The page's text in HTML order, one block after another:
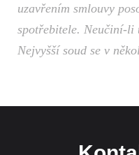
uzavřením smlouvy
spotřebitele. Neučiní-li
Nejvyšší soud se v